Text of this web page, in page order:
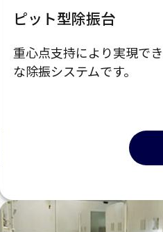
ちら
ピット型除振台
重心点支持により実現で
な除振システムです。